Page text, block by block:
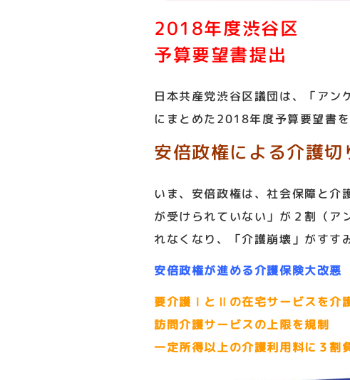
2018年度渋谷区
予算要望書提出
日本共産党渋谷区議団は、「ア
にまとめた2018年度予算要望書
安倍政権による介護切
いま、安倍政権は、社会保障と介
が受けられていない」が２割（ア
れなくなり、「介護崩壊」がすす
安倍政権が進める介護保険大改悪
要介護ⅠとⅡの在宅サービスを介
訪問介護サービスの上限を規制
一定所得以上の介護利用料に３割